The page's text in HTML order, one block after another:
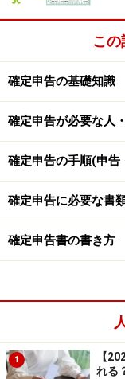
なお、ワンストッ
納税の手続きを済
点でワンストップ
要になります。
＞＞寄附金控除の
＞＞住宅ローン控
＞＞株の損失の繰
記入前に、
ク
こ
確定申告の基礎知識
確定申告が必要な人
確定申告の手順(申告
確定申告に必要な書
確定申告書の書き方
1
【
れる